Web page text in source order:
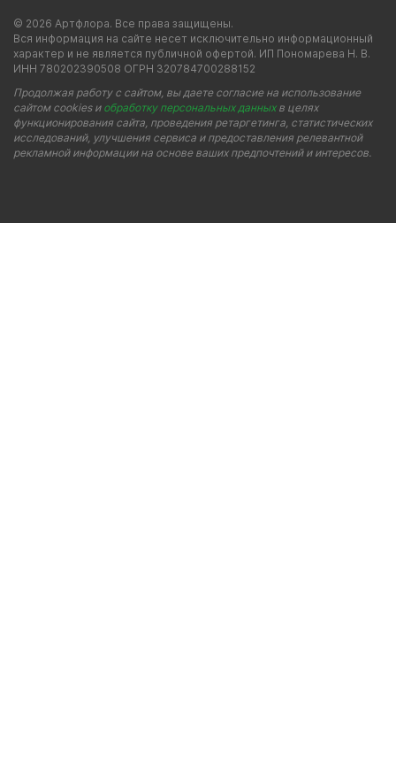
© 2026 Артфлора. Все права защищены.
Вся информация на сайте несет исключительно информационный
характер и не является публичной офертой. ИП Пономарева Н. В.
ИНН 780202390508 ОГРН 320784700288152
Продолжая работу с сайтом, вы даете согласие на использование
сайтом cookies и обработку персональных данныхв целях
функционирования сайта, проведения ретаргетинга, статистических
исследований, улучшения сервиса и предоставления релевантной
рекламной информации на основе ваших предпочтений и интересов.